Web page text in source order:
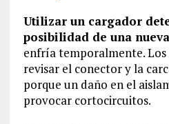
Utilizar un cargador
posibilidad de una
enfría temporalmente.
revisar el conector y la
porque un daño en el
provocar cortocircuitos.